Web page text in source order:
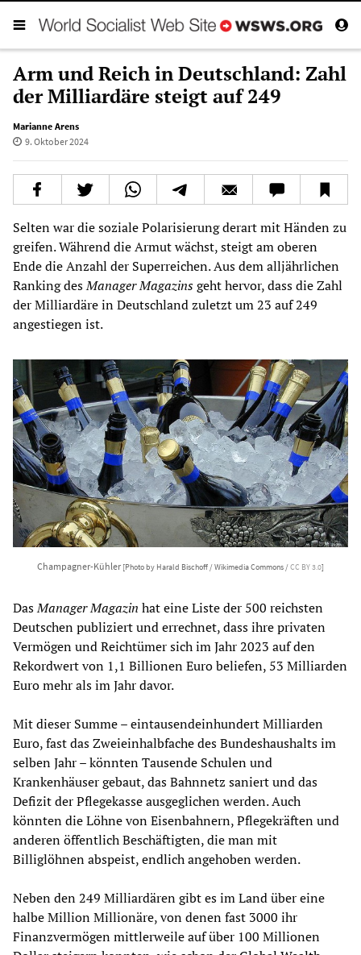
Arm und Reich in Deutschland: Zahl
der Milliardäre steigt auf 249
Marianne Arens
9. Oktober 2024
Selten war die soziale Polarisierung derart mit Händen zu
greifen. Während die Armut wächst, steigt am oberen
Ende die Anzahl der Superreichen. Aus dem alljährlichen
Ranking desManager Magazinsgeht hervor, dass die Zahl
der Milliardäre in Deutschland zuletzt um 23 auf 249
angestiegen ist.
Champagner-Kühler [Photo by Harald Bischoff / Wikimedia Commons /CC BY 3.0]
DasManager Magazin hat eine Liste der 500 reichsten
Deutschen publiziert und errechnet, dass ihre privaten
Vermögen und Reichtümer sich im Jahr 2023 auf den
Rekordwert von 1,1 Billionen Euro beliefen, 53 Milliarden
Euro mehr als im Jahr davor.
Mit dieser Summe – eintausendeinhundert Milliarden
Euro, fast das Zweieinhalbfache des Bundeshaushalts im
selben Jahr – könnten Tausende Schulen und
Krankenhäuser gebaut, das Bahnnetz saniert und das
Defizit der Pflegekasse ausgeglichen werden. Auch
könnten die Löhne von Eisenbahnern, Pflegekräften und
anderen öffentlich Beschäftigten, die man mit
Billiglöhnen abspeist, endlich angehoben werden.
Neben den 249 Milliardären gibt es im Land über eine
halbe Million Millionäre, von denen fast 3000 ihr
Finanzvermögen mittlerweile auf über 100 Millionen